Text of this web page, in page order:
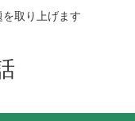
取り上げます